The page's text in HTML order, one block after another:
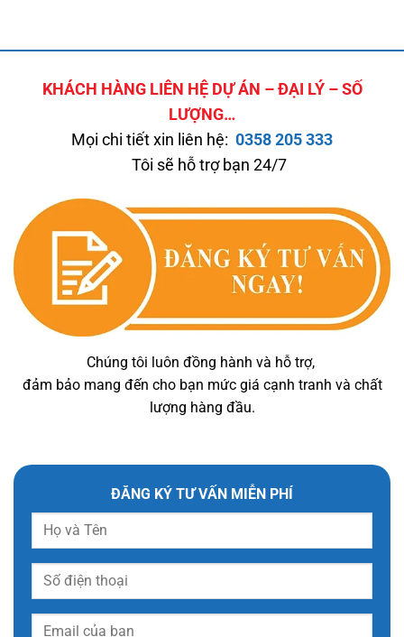
KHÁCH HÀNG LIÊN HỆ DỰ ÁN – ĐẠI LÝ – SỐ
LƯỢNG…
Mọi chi tiết xin liên hệ: 0358 205 333
Tôi sẽ hỗ trợ bạn 24/7
Chúng tôi luôn đồng hành và hỗ trợ,
đảm bảo mang đến cho bạn mức giá cạnh tranh và chất
lượng hàng đầu.
ĐĂNG KÝ TƯ VẤN MIỄN PHÍ